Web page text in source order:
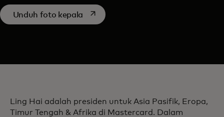
Unduh foto kepala opens in a new tab
Ling Hai adalah presiden untuk Asia Pasifik, Eropa,
Timur Tengah & Afrika di Mastercard. Dalam